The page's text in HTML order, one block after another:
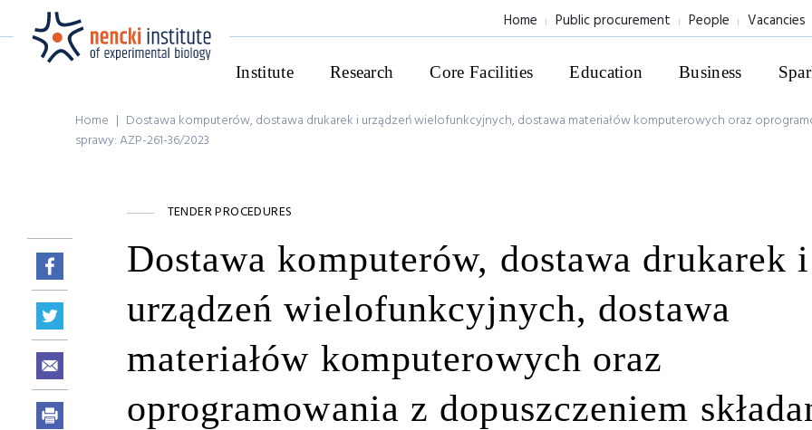
Home Public procurement People Vacancies
Institute Research Core Facilities Education Business
Home | Dostawa komputerów, dostawa drukarek i urządzeń wielofunkcyjnych, dostawa materiałów komputerowych oraz
sprawy: AZP-261-36/2023
TENDER PROCEDURES
Dostawa komputerów, dostawa drukarek i
urządzeń wielofunkcyjnych, dostawa
materiałów komputerowych oraz
oprogramowania z dopuszczeniem